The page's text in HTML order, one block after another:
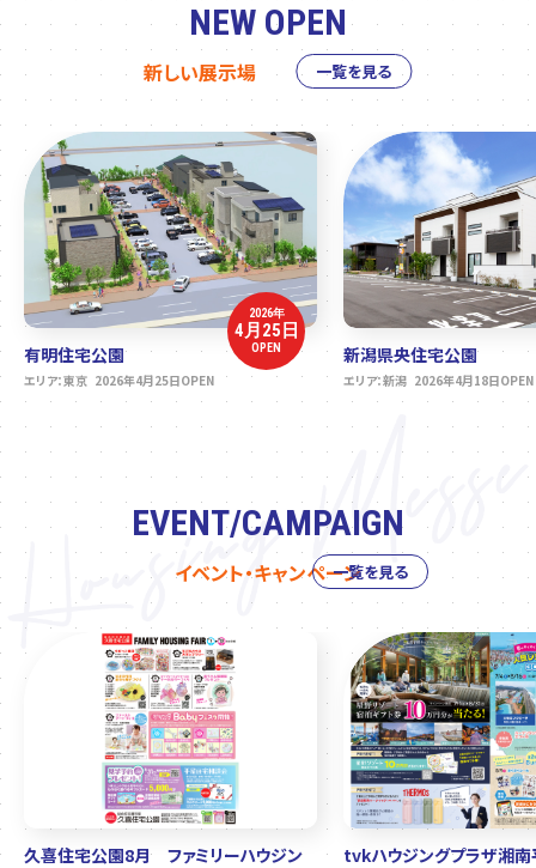
NEW OPEN
新しい展示場 一覧を見る
2026年
4月25日
OPEN
有明住宅公園
エリア：東京 2026年4月25日OPEN
新潟県央住宅公園
エリア：新潟 2026年4月18日OPEN
EVENT/CAMPAIGN
イベント・キャンペーン
久喜住宅公園8月 ファミリーハウジン
tvkハウジングプラザ湘
一覧を見る